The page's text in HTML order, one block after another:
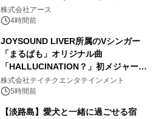
事例を株式会社アースが公開
株式会社アース
4時間前
JOYSOUND LIVER所属のVシンガー
「まるぱも」オリジナル曲
「HALLUCINATION？」初メジャー配
信リリース決定！
株式会社テイチクエンタテインメント
5時間前
【淡路島】愛犬と一緒に過ごせる宿